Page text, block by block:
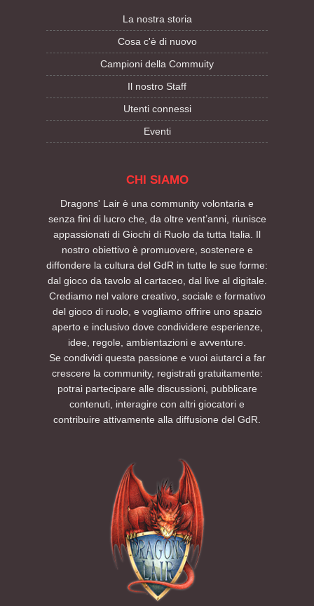
La nostra storia
Cosa c'è di nuovo
Campioni della Commuity
Il nostro Staff
Utenti connessi
Eventi
CHI SIAMO
Dragons' Lair è una community volontaria e
senza fini di lucro che, da oltre vent’anni, riunisce
appassionati di Giochi di Ruolo da tutta Italia. Il
nostro obiettivo è promuovere, sostenere e
diffondere la cultura del GdR in tutte le sue forme:
dal gioco da tavolo al cartaceo, dal live al digitale.
Crediamo nel valore creativo, sociale e formativo
del gioco di ruolo, e vogliamo offrire uno spazio
aperto e inclusivo dove condividere esperienze,
idee, regole, ambientazioni e avventure.
Se condividi questa passione e vuoi aiutarci a far
crescere la community, registrati gratuitamente:
potrai partecipare alle discussioni, pubblicare
contenuti, interagire con altri giocatori e
contribuire attivamente alla diffusione del GdR.